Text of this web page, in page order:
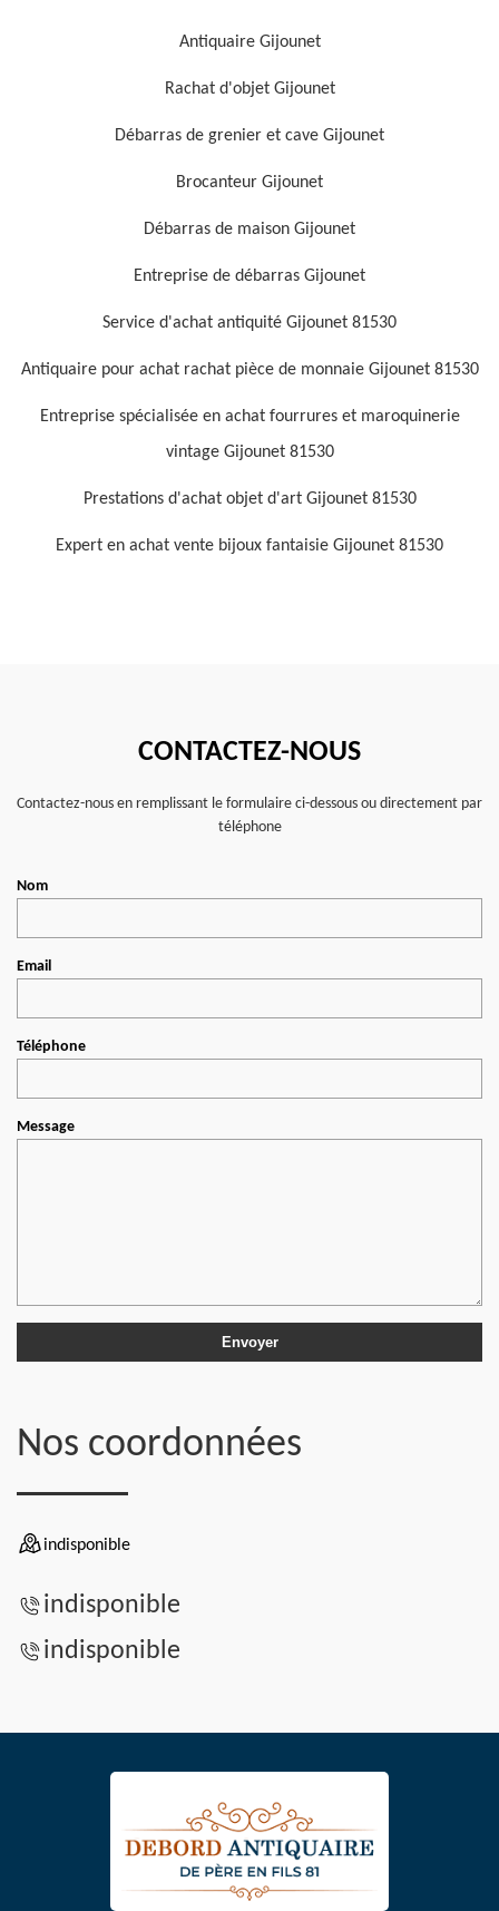
Antiquaire Gijounet
Rachat d'objet Gijounet
Débarras de grenier et cave Gijounet
Brocanteur Gijounet
Débarras de maison Gijounet
Entreprise de débarras Gijounet
Service d'achat antiquité Gijounet 81530
Antiquaire pour achat rachat pièce de monnaie Gijounet 81530
Entreprise spécialisée en achat fourrures et maroquinerie
vintage Gijounet 81530
Prestations d'achat objet d'art Gijounet 81530
Expert en achat vente bijoux fantaisie Gijounet 81530
CONTACTEZ-NOUS
Contactez-nous en remplissant le formulaire ci-dessous ou directement par
téléphone
Nom
Email
Téléphone
Message
Nos coordonnées
indisponible
indisponible
indisponible